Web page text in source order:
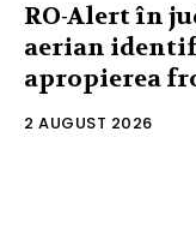
RO-Alert în
aerian
apropierea
2 AUGUST 2026